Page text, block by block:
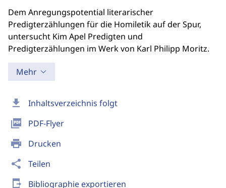
download Inhaltsverzeichnis folgt
picture_as_pdf PDF-Flyer
print Drucken
share Teilen
send_to_mobile Bibliographie exportieren
Dem Anregungspotential literarischer
Predigterzählungen für die Homiletik auf der Spur,
untersucht Kim Apel Predigten und
Predigterzählungen im Werk von Karl Philipp Moritz.
Mehr